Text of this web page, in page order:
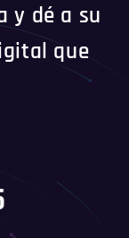
y dé a su
que